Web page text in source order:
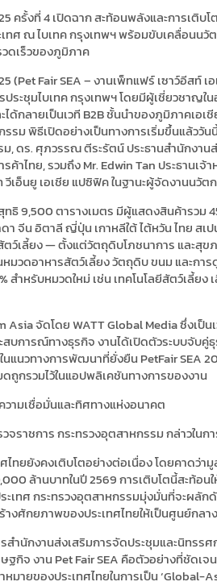
ครั้งที่4เปิดฉาก สะท้อนพลังและการเติบ
เทศ ณไบเทคกรุงเทพฯ พร้อมขับเคลื่อนนวั
ดเร็วของภูมิภาค
(Pet Fair SEA –งานเพ็ทแฟร์เซาว์อีสท์เ
ประชุมไบเทคกรุงเทพฯ โดยมีผู้เชี่ยวชาญใ
ได้กลายเป็นเวที B2Bชั้นนำของภูมิภาคเอเ
รม พิธีเปิดอย่างเป็นทางการเริ่มขึ้นแล้ววั
ม,ดร. ศุภวรรณ ตีระรัตน์ ประธานสำนักงาน
ค้าไทย,รวมถึงMr. Edwin Tan ประธานเจ้
เอ็นยู เอเชีย แปซิฟิคในฐานะผู้จัดงานนวัต
ทธิ9,500ตารางเมตร มีผู้แสดงสินค้ารวม
า จีน อิตาลี ญี่ปุ่น เกาหลีใต้ ไต้หวัน ไทย สเป
ว์เลี้ยง—ตั้งแต่วัตถุดิบโภชนาการ และสุข
มวดอาหารสัตว์เลี้ยง วัตถุดิบ ขนม และกา
สำหรับหมวดใหม่ เช่น เทคโนโลยีสัตว์เลี้ย
AsiaจัดโดยWATT Global Mediaซึ่งเป็น
การณ์ทางธุรกิจ งานได้เปิดตัวระบบจับ
นแนวทางการพัฒนาที่ยั่งยืน PetFair SEA
กรวมไว้ในแอปพลิเคชันทางการของงาน
ามเชื่อมั่นและทิศทางแห่งอนาคต
จราชการ กระทรวงอุตสาหกรรมกล่าวในก
ทยยังคงเติบโตอย่างต่อเนื่อง โดยคาดว่า
ล้านบาทในปี2569การเติบโตนี้สะท้อ
เทศ กระทรวงอุตสาหกรรมมุ่งมั่นที่จะผลัก
างศักยภาพของประเทศไทยให้เป็นศูนย์กล
ำนักงานส่งเสริมการจัดประชุมและนิทรรศ
ฐกิจ งาน Pet Fair SEA คือตัวอย่างที่ชัดเจ
มายของประเทศไทยในการเป็น‘Global-